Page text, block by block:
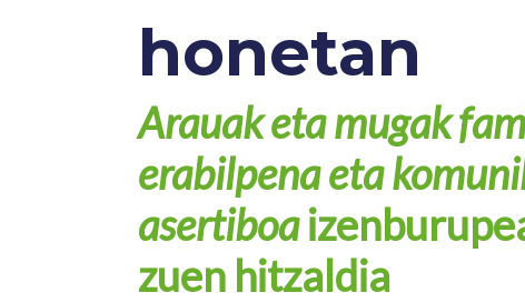
honetan
Arauak eta mugak
erabilpena eta
asertiboa
zuen hitzaldia